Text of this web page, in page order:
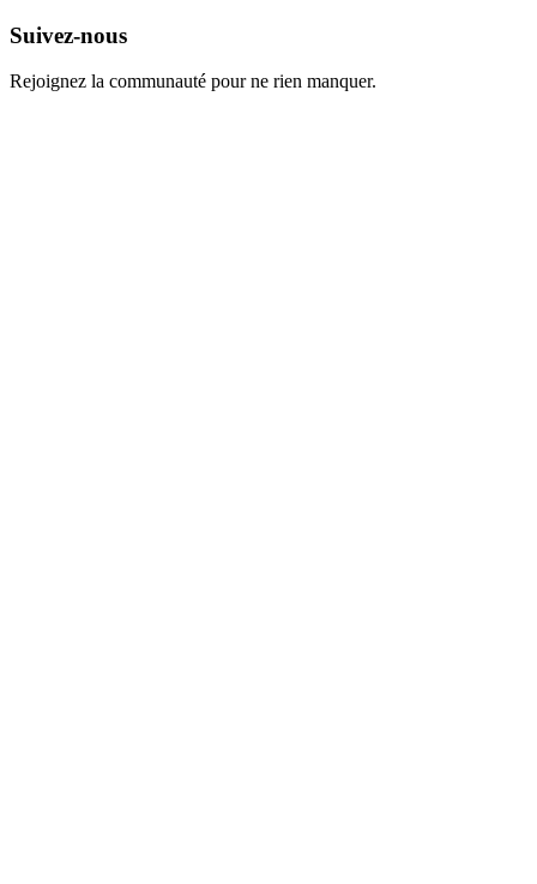
Suivez-nous
Rejoignez la communauté pour ne rien manquer.